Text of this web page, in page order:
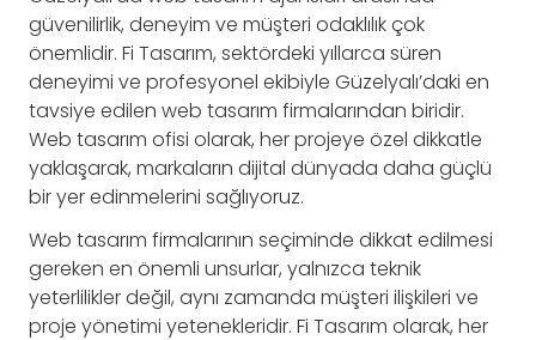
güvenilirlik, deneyim ve müşteri odaklılık çok
önemlidir. Fi Tasarım, sektördeki yıllarca süren
deneyimi ve profesyonel ekibiyle Güzelyalı’daki en
tavsiye edilen web tasarım firmalarından biridir.
Web tasarım ofisi olarak, her projeye özel dikkatle
yaklaşarak, markaların dijital dünyada daha güçlü
bir yer edinmelerini sağlıyoruz.
Web tasarım firmalarının seçiminde dikkat edilmesi
gereken en önemli unsurlar, yalnızca teknik
yeterlilikler değil, aynı zamanda müşteri ilişkileri ve
proje yönetimi yetenekleridir. Fi Tasarım olarak, her